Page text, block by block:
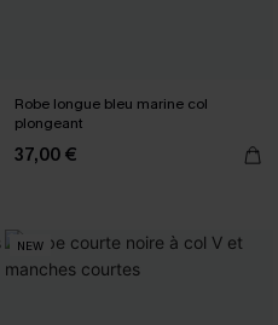
Robe longue bleu marine col
plongeant
37,00 €
NEW